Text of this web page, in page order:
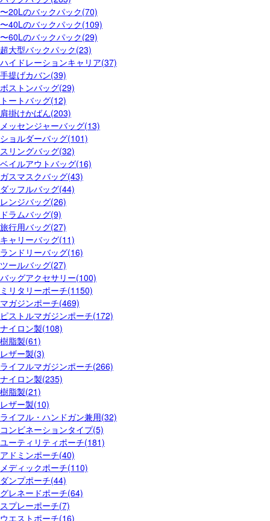
〜20Lのバックパック(70)
〜40Lのバックパック(109)
〜60Lのバックパック(29)
超大型バックパック(23)
ハイドレーションキャリア(37)
手提げカバン(39)
ボストンバッグ(29)
トートバッグ(12)
肩掛けかばん(203)
メッセンジャーバッグ(13)
ショルダーバッグ(101)
スリングバッグ(32)
ベイルアウトバッグ(16)
ガスマスクバッグ(43)
ダッフルバッグ(44)
レンジバッグ(26)
ドラムバッグ(9)
旅行用バッグ(27)
キャリーバッグ(11)
ランドリーバッグ(16)
ツールバッグ(27)
バッグアクセサリー(100)
ミリタリーポーチ(1150)
マガジンポーチ(469)
ピストルマガジンポーチ(172)
ナイロン製(108)
樹脂製(61)
レザー製(3)
ライフルマガジンポーチ(266)
ナイロン製(235)
樹脂製(21)
レザー製(10)
ライフル・ハンドガン兼用(32)
コンビネーションタイプ(5)
ユーティリティポーチ(181)
アドミンポーチ(40)
メディックポーチ(110)
ダンプポーチ(44)
グレネードポーチ(64)
スプレーポーチ(7)
ウエストポーチ(16)